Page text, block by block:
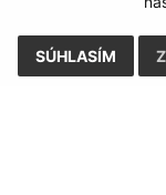
SÚHLASÍM